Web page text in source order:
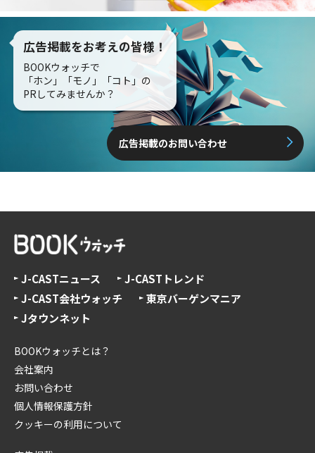
広告掲載をお考えの皆様！
BOOKウォッチで
「ホン」「モノ」「コト」の
PRしてみませんか？
広告掲載のお問い合わせ
J-CASTニュース
J-CASTトレンド
J-CAST会社ウォッチ
東京バーゲンマニア
Jタウンネット
BOOKウォッチとは？
会社案内
お問い合わせ
個人情報保護方針
クッキーの利用について